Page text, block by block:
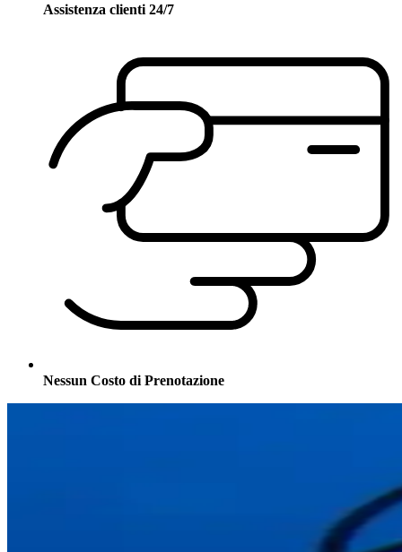
Assistenza clienti 24/7
Nessun Costo di Prenotazione